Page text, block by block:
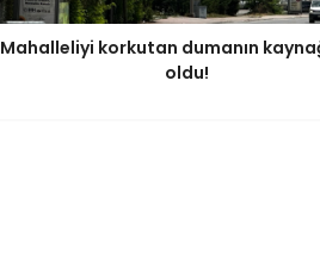
Mahalleliyi korkutan dumanın
oldu!